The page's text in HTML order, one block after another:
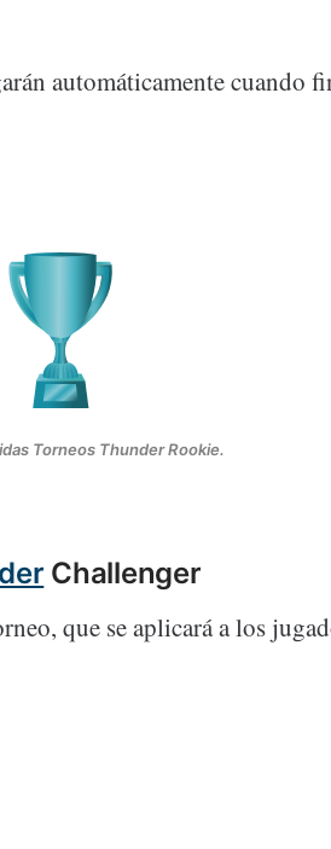
automáticamente cuando
Torneos Thunder Rookie.
Challenger
que se aplicará a los